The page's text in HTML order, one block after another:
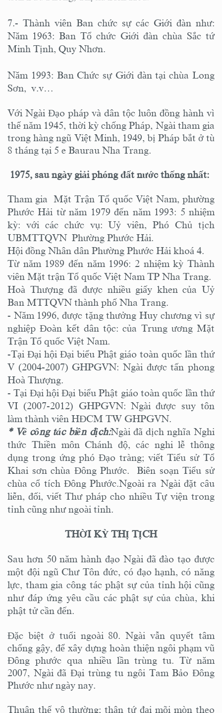
7.- Thành viên Ban chức sự các Giới đàn như:
Năm 1963: Ban Tổ chức Giới đàn chùa Sắc tứ
Minh Tịnh, Quy Nhơn.
Năm 1993: Ban Chức sự Giới đàn tại chùa Long
Sơn, v.v…
Với Ngài Đạo pháp và dân tộc luôn đồng hành vì
thế năm 1945, thời kỳ chống Pháp, Ngài tham gia
trong hàng ngũ Việt Minh, 1949, bị Pháp bắt ở tù
8 tháng tại 5 e Baurau Nha Trang.
1975, sau ngày giải phóng đất nước thống nhất:
Tham gia Mặt Trận Tổ quốc Việt Nam, phường
Phước Hải từ năm 1979 đến năm 1993: 5 nhiệm
kỳ: với các chức vụ: Uỷ viên, Phó Chủ tịch
UBMTTQVN Phường Phước Hải.
Hội đồng Nhân dân Phường Phước Hải khoá 4.
Từ năm 1989 đến năm 1996: 2 nhiệm kỳ Thành
viên Mặt trận Tổ quốc Việt Nam TP Nha Trang.
Hoà Thượng đã được nhiều giấy khen của Uỷ
Ban MTTQVN thành phố Nha Trang.
- Năm 1996, được tặng thưởng Huy chương vì sự
nghiệp Đoàn kết dân tộc: của Trung ương Mặt
Trận Tổ quốc Việt Nam.
-Tại Đại hội Đại biểu Phật giáo toàn quốc lần thứ
V (2004-2007) GHPGVN: Ngài được tấn phong
Hoà Thượng.
- Tại Đại hội Đại biểu Phật giáo toàn quốc lần thứ
VI (2007-2012) GHPGVN: Ngài được suy tôn
làm thành viên HĐCM TW GHPGVN.
* Về công tác biên dịch:Ngài đã dịch nghĩa Nghi
thức Thiền môn Chánh độ, các nghi lễ thông
dụng trong ứng phó Đạo tràng; viết Tiểu sử Tổ
Khai sơn chùa Đông Phước. Biên soạn Tiểu sử
chùa cổ tích Đông Phước.Ngoài ra Ngài đặt câu
liễn, đối, viết Thư pháp cho nhiều Tự viện trong
tỉnh cũng như ngoài tỉnh.
THỜI KỲ THỊ TỊCH
Sau hơn 50 năm hành đạo Ngài đã đào tạo được
một đội ngũ Chư Tôn đức, có đạo hạnh, có năng
lực, tham gia công tác phật sự của tỉnh hội cũng
như đáp ứng yêu cầu các phật sự của chùa, khi
phật tử cần đến.
Đặc biệt ở tuổi ngoài 80. Ngài vẫn quyết tâm
chống gậy, để xây dựng hoàn thiện ngôi phạm vũ
Đông phước qua nhiều lần trùng tu. Từ năm
2007, Ngài đã Đại trùng tu ngôi Tam Bảo Đông
Phước như ngày nay.
Thuận thế vô thường; thân tứ đại mõi mòn theo